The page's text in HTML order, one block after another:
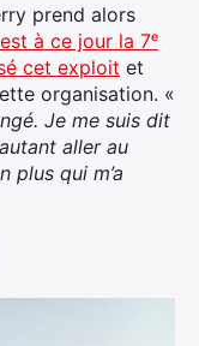
prend alors
à ce jour la 7ᵉ
cet exploit et
organisation. «
Je me suis dit
aller au
plus qui m’a